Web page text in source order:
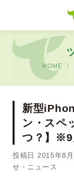
HOME
新型
ン・スペ
つ？】※9
投稿日 2015年8
せ・ニュース